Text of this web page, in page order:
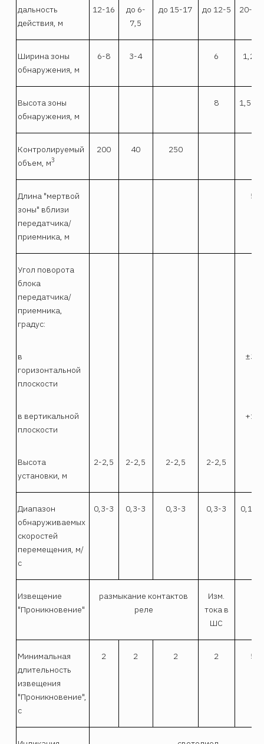
дальность
действия, м
12-16
до 6-
7,5
до 15-17 до 12-5 20-
Ширина зоны
обнаружения, м
6-8 3-4 6 1,2-6
Высота зоны
обнаружения, м
8 1,5-
Контролируемый
объем, м3
200 40 250
Длина "мертвой
зоны" вблизи
передатчика/
приемника, м
5
Угол поворота
блока
передатчика/
приемника,
градус:
в
горизонтальной
плоскости
±30
в вертикальной
плоскости
+10
Высота
установки, м
2-2,5 2-2,5 2-2,5 2-2,5
Диапазон
обнаруживаемых
скоростей
перемещения, м/
с
0,3-3 0,3-3 0,3-3 0,3-3 0,1-
Извещение
"Проникновение"
размыкание контактов
реле
Изм.
тока в
ШС
Минимальная
длительность
извещения
"Проникновение",
с
2 2 2 2 5